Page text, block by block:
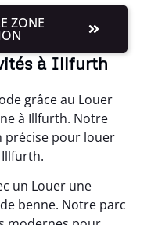
ZONE
à Illfurth
grâce au Louer
à Illfurth. Notre
précise pour louer
un Louer une
benne. Notre parc